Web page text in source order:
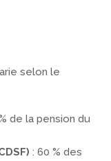
selon le
de la pension du
: 60 % des